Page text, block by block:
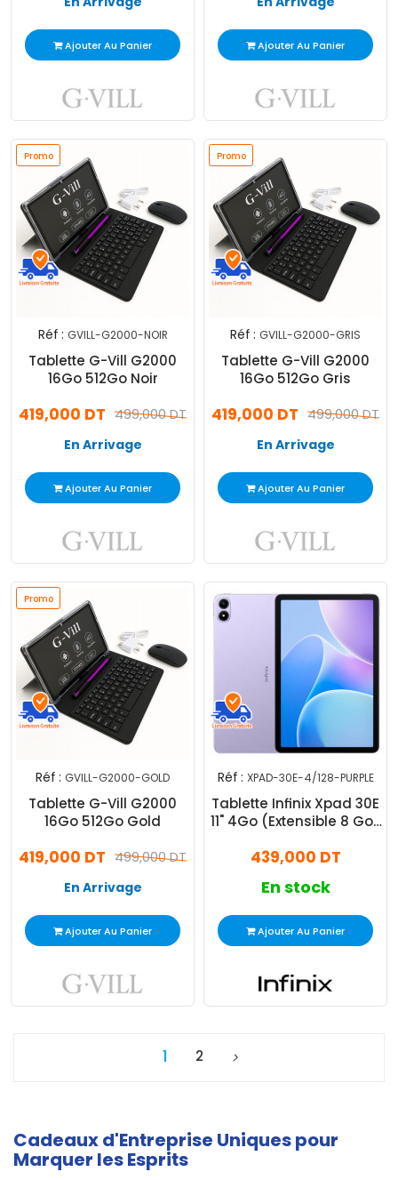
Ajouter Au Panier Ajouter Au Panier
Promo
Réf : GVILL-G2000-NOIR
Tablette G-Vill G2000
16Go 512Go Noir
499,000 DT
419,000 DT
En Arrivage
Ajouter Au Panier
Promo
Réf : GVILL-G2000-GRIS
Tablette G-Vill G2000
16Go 512Go Gris
499,000 DT
419,000 DT
En Arrivage
Ajouter Au Panier
Promo
Réf : GVILL-G2000-GOLD
Tablette G-Vill G2000
16Go 512Go Gold
499,000 DT
419,000 DT
En Arrivage
Ajouter Au Panier
Réf : XPAD-30E-4/128-PURPLE
Tablette Infinix Xpad 30E
11" 4Go (Extensible 8 Go)
439,000 DT
En stock
Ajouter Au Panier
1 2
Cadeaux d'Entreprise Uniques pour
Marquer les Esprits